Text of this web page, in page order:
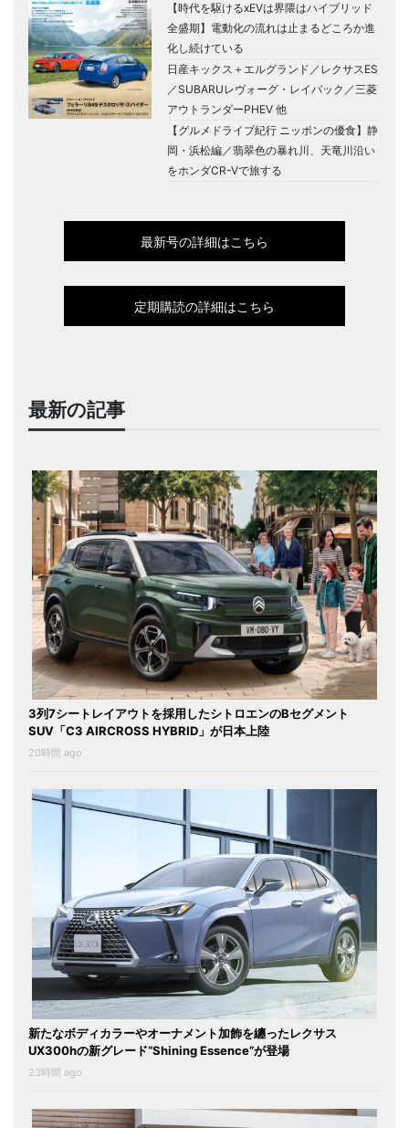
【時代を駆けるxEVは界隈はハイブリッド
全盛期】電動化の流れは止まるどころか進
化し続けている
日産キックス＋エルグランド／レクサスES
／SUBARUレヴォーグ・レイバック／三菱
アウトランダーPHEV 他
【グルメドライブ紀行 ニッポンの優食】静
岡・浜松編／翡翠色の暴れ川、天竜川沿い
をホンダCR-Vで旅する
最新号の詳細はこちら
定期購読の詳細はこちら
最新の記事
3列7シートレイアウトを採用したシトロエンのBセグメント
SUV「C3 AIRCROSS HYBRID」が日本上陸
20時間 ago
新たなボディカラーやオーナメント加飾を纏ったレクサス
UX300hの新グレード“Shining Essence”が登場
23時間 ago